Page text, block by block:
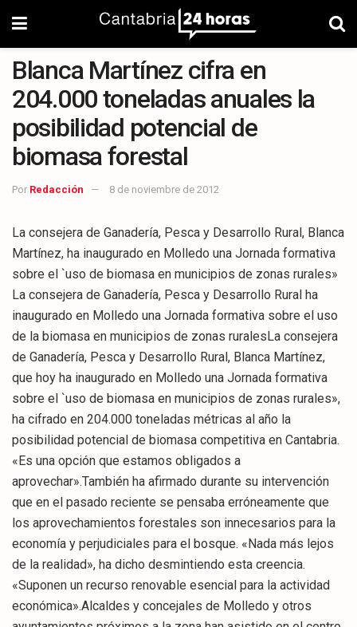
Blanca Martínez cifra en
204.000 toneladas anuales la
posibilidad potencial de
biomasa forestal
Por Redacción 8 de noviembre de 2012
La consejera de Ganadería, Pesca y Desarrollo Rural, Blanca
Martínez, ha inaugurado en Molledo una Jornada formativa
sobre el `uso de biomasa en municipios de zonas rurales»
La consejera de Ganadería, Pesca y Desarrollo Rural ha
inaugurado en Molledo una Jornada formativa sobre el uso
de la biomasa en municipios de zonas ruralesLa consejera
de Ganadería, Pesca y Desarrollo Rural, Blanca Martínez,
que hoy ha inaugurado en Molledo una Jornada formativa
sobre el `uso de biomasa en municipios de zonas rurales»,
ha cifrado en 204.000 toneladas métricas al año la
posibilidad potencial de biomasa competitiva en Cantabria.
«Es una opción que estamos obligados a
aprovechar».También ha afirmado durante su intervención
que en el pasado reciente se pensaba erróneamente que
los aprovechamientos forestales son innecesarios para la
economía y perjudiciales para el bosque. «Nada más lejos
de la realidad», ha dicho desmintiendo esta creencia.
«Suponen un recurso renovable esencial para la actividad
económica».Alcaldes y concejales de Molledo y otros